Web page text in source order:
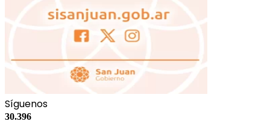
Síguenos
30.396